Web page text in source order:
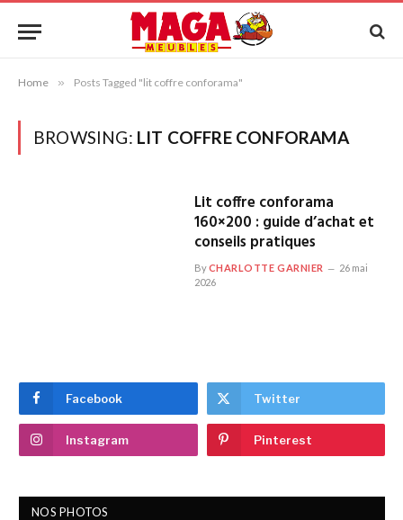
Home » Posts Tagged "lit coffre conforama"
BROWSING: LIT COFFRE CONFORAMA
Lit coffre conforama
160×200 : guide d’achat et
conseils pratiques
ByCHARLOTTE GARNIER
26 mai
2026
Facebook Twitter
Instagram Pinterest
NOS PHOTOS